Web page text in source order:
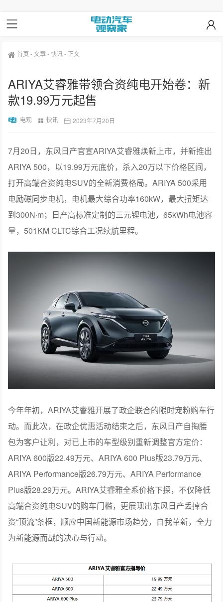
首页 -文章-快讯- 正文
ARIYA艾睿雅带领合资纯电开始卷：新
款19.99万元起售
电观 快讯 2023年7月20日
7月20日，东风日产官宣ARIYA艾睿雅焕新上市，并新推出
ARIYA 500，以19.99万元底价，杀入20万以下价格区间，
打开高端合资纯电SUV的全新消费格局。ARIYA 500采用
电励磁同步电机，电机最大综合功率160kW，最大扭矩达
到300N·m；日产高标准定制的三元锂电池，65kWh电池容
量，501KM CLTC综合工况续航里程。
今年年初，ARIYA艾睿雅开展了政企联合的限时宠粉购车行
动。而此次，在政企优惠活动结束之后，东风日产自掏腰
包为客户让利，对已上市的车型级别重新调整官方定价：
ARIYA 600版22.49万元、ARIYA 600 Plus版23.79万元、
ARIYA Performance版26.79万元、ARIYA Performance
Plus版28.29万元。ARIYA艾睿雅全系价格下探，不仅降低
高端合资纯电SUV的购车门槛，更展现出东风日产丢掉合
资“顶流”条框，顺应中国新能源市场趋势，自我革新，全力
为新能源而战的决心与行动。